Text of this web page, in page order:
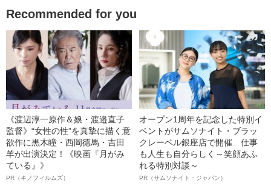
Recommended for you
《渡辺淳一原作＆娘・渡邉直子
監督》“女性の性”を真摯に描く意
欲作に黒木瞳・西岡德馬・吉田
羊が出演決定！《映画『月がみ
ている』》
PR（キノフィルムズ）
オープン1周年を記念した特別イ
ベントがサムソナイト・ブラッ
クレーベル銀座店で開催 仕事
も人生も自分らしく～笑顔あふ
れる特別対談～
PR（サムソナイト・ジャパン）